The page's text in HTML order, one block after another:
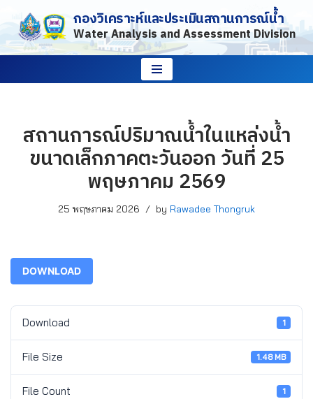
Skip
to
กองวิเคราะห์และประเมินสถานการณ์น้ำ
Water Analysis and Assessment Division
สถานการณ์ปริมาณน้ำในแหล่งน้ำ
ขนาดเล็กภาคตะวันออก วันที่ 25
พฤษภาคม 2569
25 พฤษภาคม 2026 by Rawadee Thongruk
DOWNLOAD
Download 1
File Size 1.48 MB
File Count 1